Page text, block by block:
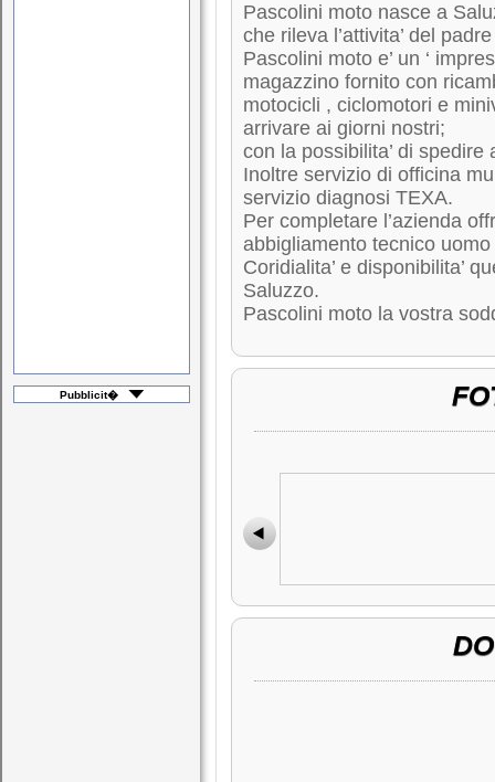
Pubblicit�
Pascolini moto nasce a
che rileva l’attivita’ del
Pascolini moto e’ un ‘
magazzino fornito con
motocicli , ciclomotori e
arrivare ai giorni nostri;
con la possibilita’ di
Inoltre servizio di officina
servizio diagnosi TEXA.
Per completare l’azienda
abbigliamento tecnico
Coridialita’ e disponibilita’
Saluzzo.
Pascolini moto la vostra